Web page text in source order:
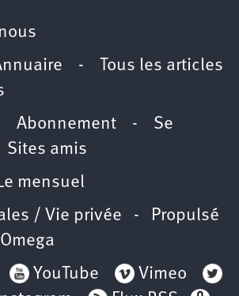
-
Tous les articles
Abonnement - Se
Sites amis
mensuel
/ Vie privée - Propulsé
Omega
YouTube
Vimeo